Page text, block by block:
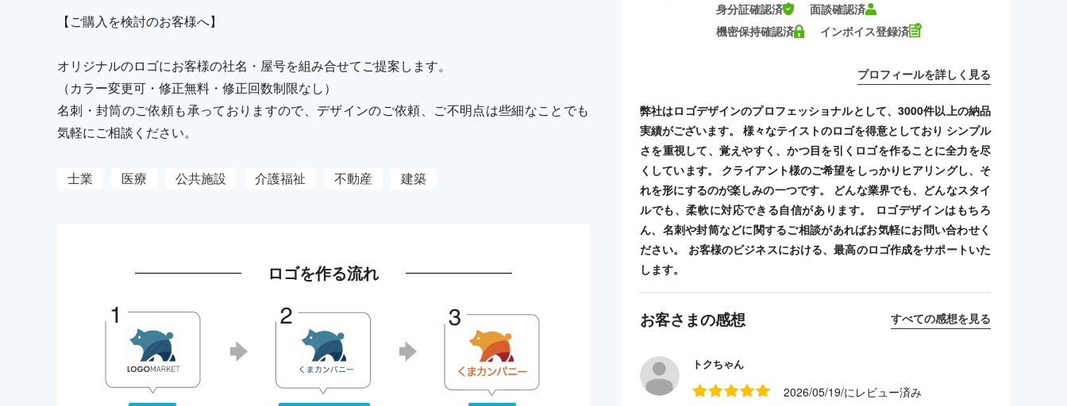
【ご購入を検討のお客様へ】
オリジナルのロゴにお客様の社名・屋号を組み合せてご提案します。
（カラー変更可・修正無料・修正回数制限なし）
名刺・封筒のご依頼も承っておりますので、デザインのご依頼、ご不明点は些細なことでも
気軽にご相談ください。
士業 医療 公共施設 介護福祉 不動産 建築
ロゴを作る流れ
身分証確認済
面談確認済
機密保持確認済
インボイス登録済
プロフィールを詳しく見る
弊社はロゴデザインのプロフェッショナルとして、3000件以上の納品
実績がございます。 様々なテイストのロゴを得意としており シンプル
さを重視して、覚えやすく、かつ目を引くロゴを作ることに全力を尽
くしています。 クライアント様のご希望をしっかりヒアリングし、そ
れを形にするのが楽しみの一つです。 どんな業界でも、どんなスタイ
ルでも、柔軟に対応できる自信があります。 ロゴデザインはもちろ
ん、名刺や封筒などに関するご相談があればお気軽にお問い合わせく
ださい。 お客様のビジネスにおける、最高のロゴ作成をサポートいた
します。
お客さまの感想 すべての感想を見る
トクちゃん
2026/05/19/にレビュー済み